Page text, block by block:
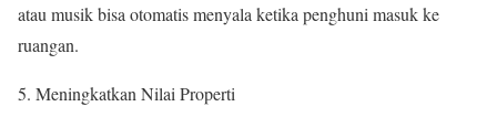
atau musik bisa otomatis menyala ketika penghuni masuk ke
ruangan.
Meningkatkan Nilai Properti